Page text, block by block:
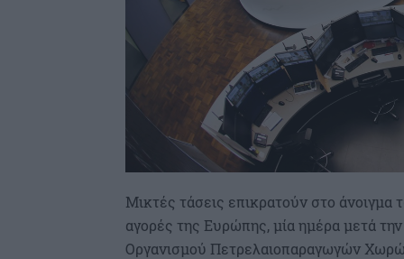
Μικτές τάσεις επικρατούν στο
αγορές της Ευρώπης, μία ημέρα μετά
Οργανισμού Πετρελαιοπαραγωγών